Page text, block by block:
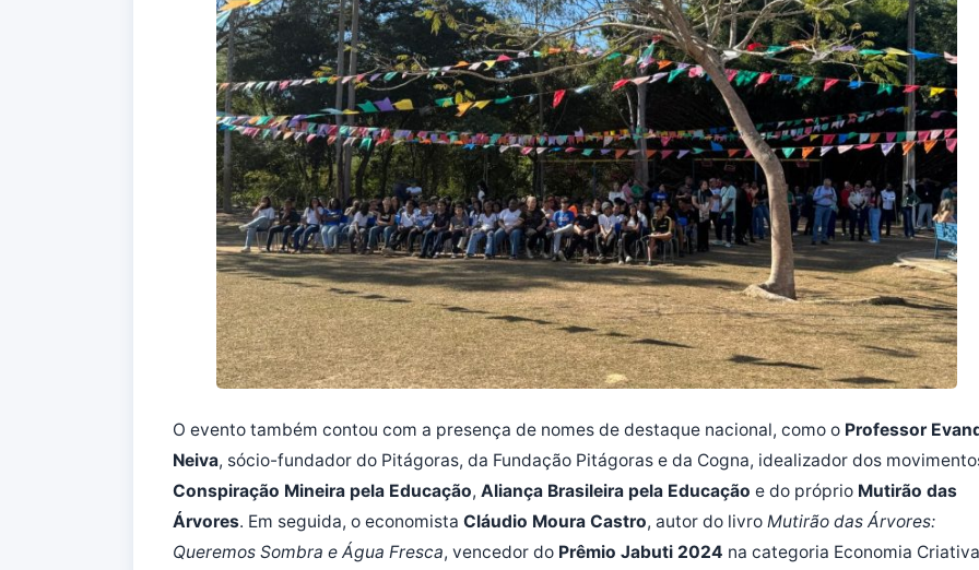
O evento também contou com a presença de nomes de destaque nacional, como o Professor
Neiva, sócio-fundador do Pitágoras, da Fundação Pitágoras e da Cogna, idealizador dos
Conspiração Mineira pela Educação, Aliança Brasileira pela Educação e do próprio Mutirão das
Árvores. Em seguida, o economista Cláudio Moura Castro, autor do livro Mutirão das Árvores:
Queremos Sombra e Água Fresca, vencedor do Prêmio Jabuti 2024 na categoria Economia